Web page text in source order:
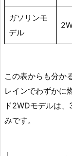
ガソリンモ
デル
この表からも分か
レインでわずかに
ド2WDモデルは
みです。